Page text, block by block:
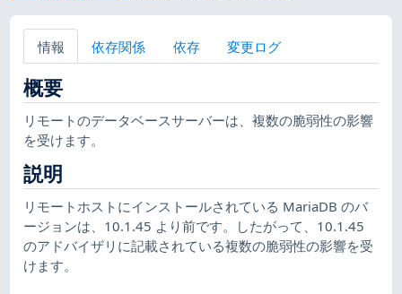
情報 依存関係 依存 変更ログ
概要
リモートのデータベースサーバーは、複数の脆弱性の影響
を受けます。
説明
リモートホストにインストールされている MariaDB のバ
ージョンは、10.1.45 より前です。したがって、10.1.45
のアドバイザリに記載されている複数の脆弱性の影響を受
けます。